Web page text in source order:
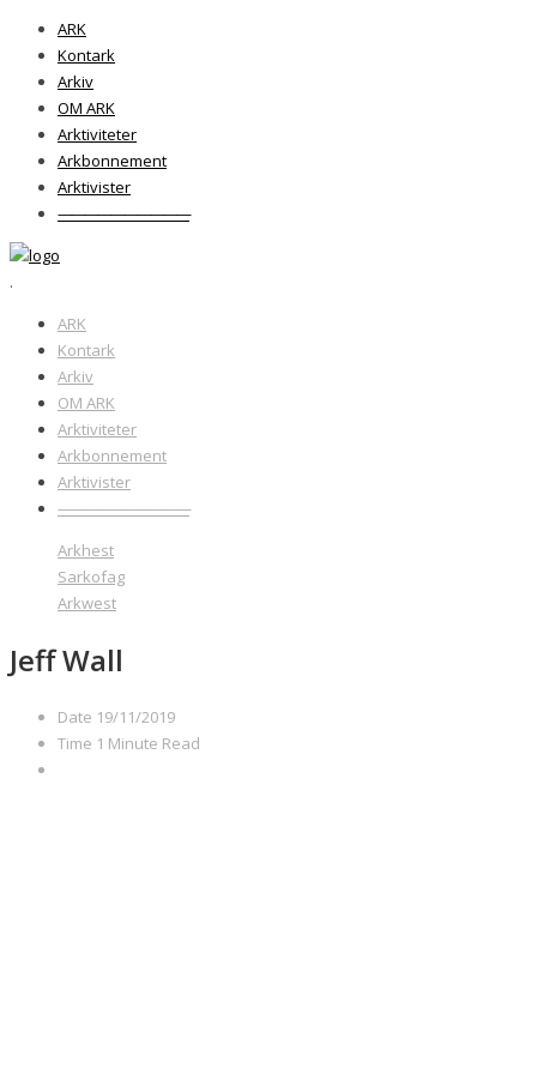
ARK
Kontark
Arkiv
OM ARK
Arktiviteter
Arkbonnement
Arktivister
——————————
.
ARK
Kontark
Arkiv
OM ARK
Arktiviteter
Arkbonnement
Arktivister
——————————
Arkhest
Sarkofag
Arkwest
Jeff Wall
Date 19/11/2019
Time 1 Minute Read